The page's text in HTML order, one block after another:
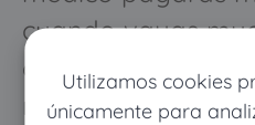
Utilizamos cookies
únicamente para
cuando vayas
como con un
normal